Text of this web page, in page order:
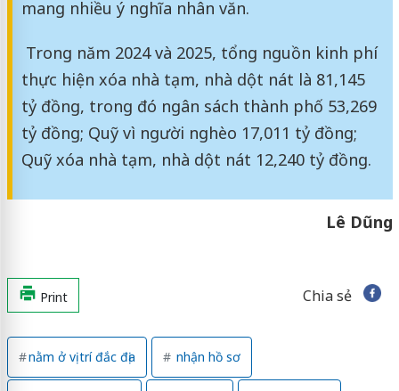
mang nhiều ý nghĩa nhân văn.
Trong năm 2024 và 2025, tổng nguồn kinh phí
thực hiện xóa nhà tạm, nhà dột nát là 81,145
tỷ đồng, trong đó ngân sách thành phố 53,269
tỷ đồng; Quỹ vì người nghèo 17,011 tỷ đồng;
Quỹ xóa nhà tạm, nhà dột nát 12,240 tỷ đồng.
Lê Dũng
Print Chia sẻ
nằm ở vị trí đắc địa nhận hồ sơ